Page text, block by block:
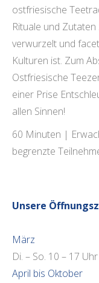
ostfriesische
Rituale und
verwurzelt und
Kulturen ist. Zum
Ostfriesische
einer Prise
allen Sinnen!
60 Minuten |
begrenzte
Unsere
März
Di. – So. 10 – 17 Uhr
April bis Oktober